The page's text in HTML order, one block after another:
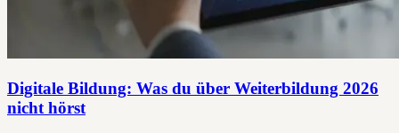
Digitale Bildung: Was du über Weiterbildung 2026
nicht hörst